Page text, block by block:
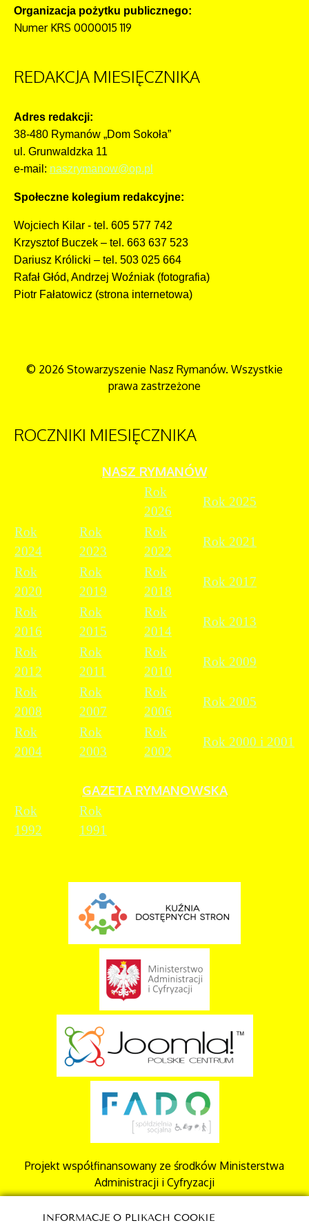
Organizacja pożytku publicznego:
Numer KRS 0000015 119
REDAKCJA MIESIĘCZNIKA
Adres redakcji:
38-480 Rymanów „Dom Sokoła”
ul. Grunwaldzka 11
e-mail: naszrymanow@op.pl
Społeczne kolegium redakcyjne:
Wojciech Kilar - tel. 605 577 742
Krzysztof Buczek – tel. 663 637 523
Dariusz Królicki – tel. 503 025 664
Rafał Głód, Andrzej Woźniak (fotografia)
Piotr Fałatowicz (strona internetowa)
© 2026 Stowarzyszenie Nasz Rymanów. Wszystkie
prawa zastrzeżone
ROCZNIKI MIESIĘCZNIKA
NASZ RYMANÓW
Rok
2026
Rok 2025
Rok
2024
Rok
2023
Rok
2022
Rok 2021
Rok
2020
Rok
2019
Rok
2018
Rok 2017
Rok
2016
Rok
2015
Rok
2014
Rok 2013
Rok
2012
Rok
2011
Rok
2010
Rok 2009
Rok
2008
Rok
2007
Rok
2006
Rok 2005
Rok
2004
Rok
2003
Rok
2002
Rok 2000 i 2001
GAZETA RYMANOWSKA
Rok
1992
Rok
1991
Projekt współfinansowany ze środków Ministerstwa
Administracji i Cyfryzacji
INFORMACJE O PLIKACH COOKIE